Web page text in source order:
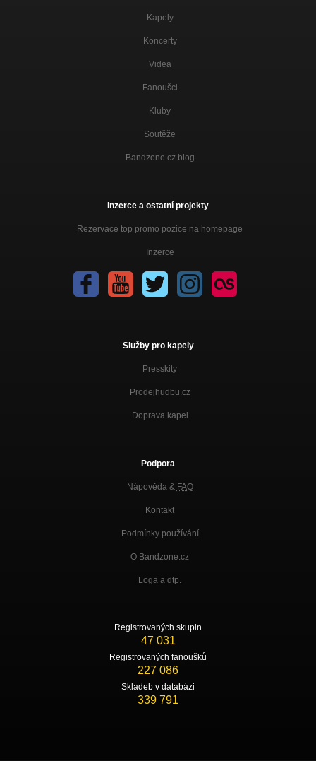
Kapely
Koncerty
Videa
Fanoušci
Kluby
Soutěže
Bandzone.cz blog
Inzerce a ostatní projekty
Rezervace top promo pozice na homepage
Inzerce
Služby pro kapely
Presskity
Prodejhudbu.cz
Doprava kapel
Podpora
Nápověda & FAQ
Kontakt
Podmínky používání
O Bandzone.cz
Loga a dtp.
Registrovaných skupin
47 031
Registrovaných fanoušků
227 086
Skladeb v databázi
339 791